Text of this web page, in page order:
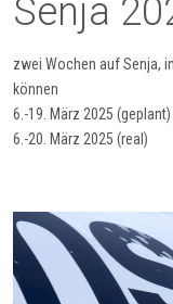
Senja
zwei Wochen auf Senja,
können
6.-19. März 2025 (geplant)
6.-20. März 2025 (real)